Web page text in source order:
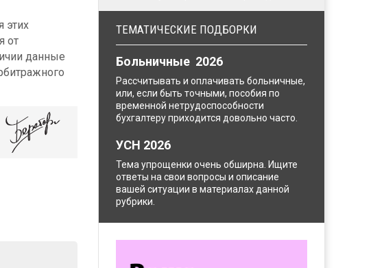
этих
от
данные
ТЕМАТИЧЕСКИЕ ПОДБОРКИ
Больничные 2026
Рассчитывать и оплачивать больничные,
или, если быть точными, пособия по
временной нетрудоспособности
бухгалтеру приходится довольно часто.
УСН 2026
Тема упрощенки очень обширна. Ищите
ответы на свои вопросы и описание
вашей ситуации в материалах данной
рубрики.